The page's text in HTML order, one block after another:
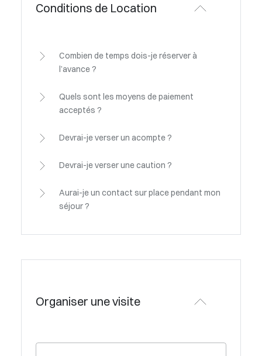
Conditions de Location
Combien de temps dois-je réserver à
l’avance ?
Quels sont les moyens de paiement
acceptés ?
Devrai-je verser un acompte ?
Devrai-je verser une caution ?
Aurai-je un contact sur place pendant mon
séjour ?
Organiser une visite